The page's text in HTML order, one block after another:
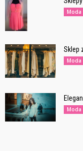
Moda
Sklep
Moda
Moda